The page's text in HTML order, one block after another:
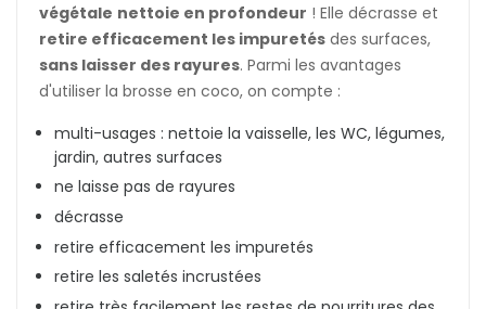
végétale nettoie en profondeur ! Elle décrasse et
retire efficacement les impuretés des surfaces,
sans laisser des rayures. Parmi les avantages
d'utiliser la brosse en coco, on compte :
multi-usages : nettoie la vaisselle, les WC, légumes,
jardin, autres surfaces
ne laisse pas de rayures
décrasse
retire efficacement les impuretés
retire les saletés incrustées